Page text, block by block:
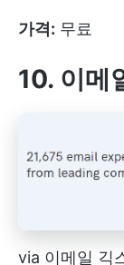
가격: 무료
10. 이메
via 이메일 긱